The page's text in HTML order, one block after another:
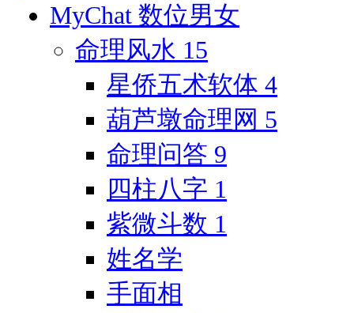
MyChat 数位男女
命理风水 15
星侨五术软体 4
葫芦墩命理网 5
命理问答 9
四柱八字 1
紫微斗数 1
姓名学
手面相